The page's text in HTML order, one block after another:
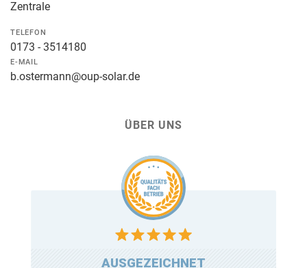
Zentrale
TELEFON
0173 - 3514180
E-MAIL
b.ostermann@oup-solar.de
ÜBER UNS